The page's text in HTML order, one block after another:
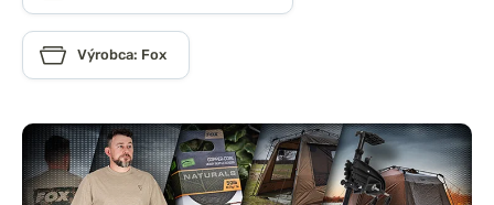
Výrobca: Fox